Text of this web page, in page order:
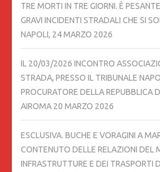
TRE MORTI IN TRE GIORNI. È
GRAVI INCIDENTI STRADALI CHE SI
NAPOLI, 24 MARZO 2026
IL 20/03/2026 INCONTRO
STRADA, PRESSO IL TRIBUNALE
PROCURATORE DELLA REPUBBLICA
AIROMA 20 MARZO 2026
ESCLUSIVA. BUCHE E VORAGINI A
CONTENUTO DELLE RELAZIONI DEL
INFRASTRUTTURE E DEI TRASPORTI